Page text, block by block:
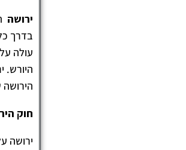
ירושה
בדרך
עולה
היורש.
חוק
ירושה